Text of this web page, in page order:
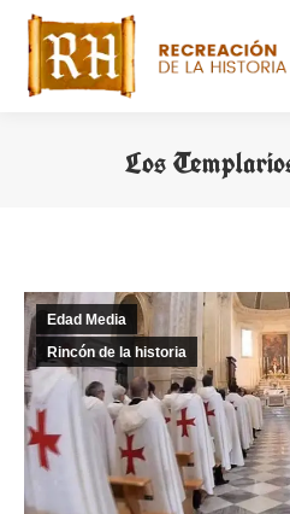
Los
Edad Media
Rincón de la historia